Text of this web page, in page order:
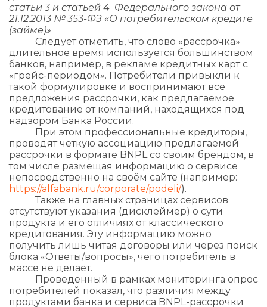
статьи 3 и статьей 4 Федерального закона от
21.12.2013 № 353-ФЗ «О потребительском кредите
(займе)»
Следует отметить, что слово «рассрочка»
длительное время используется большинством
банков, например, в рекламе кредитных карт с
«грейс-периодом». Потребители привыкли к
такой формулировке и воспринимают все
предложения рассрочки, как предлагаемое
кредитование от компаний, находящихся под
надзором Банка России.
При этом профессиональные кредиторы,
проводят четкую ассоциацию предлагаемой
рассрочки в формате BNPL со своим брендом, в
том числе размещая информацию о сервисе
непосредственно на своём сайте (например:
https://alfabank.ru/corporate/podeli/).
Также на главных страницах сервисов
отсутствуют указания (дисклеймер) о сути
продукта и его отличиях от классического
кредитования. Эту информацию можно
получить лишь читая договоры или через поиск
блока «Ответы/вопросы», чего потребитель в
массе не делает.
Проведенный в рамках мониторинга опрос
потребителей показал, что различия между
продуктами банка и сервиса BNPL-рассрочки